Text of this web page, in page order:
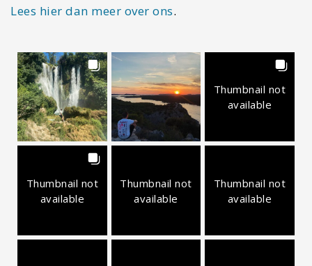
Lees hier dan meer over ons.
Thumbnail not
available
Thumbnail not
available
Thumbnail not
available
Thumbnail not
available